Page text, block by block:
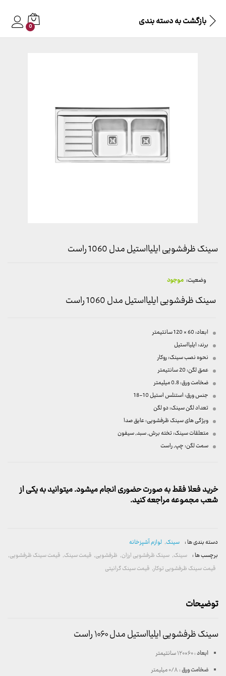
بازگشت بهدسته بندی 0
سینک ظرفشویی ایلیااستیل مدل 1060 راست
وضعیت: موجود
سینک ظرفشویی ایلیااستیل مدل 1060 راست
ابعاد: 60 × 120 سانتیمتر
برند: ایلیااستیل
نحوه نصب سینک: روکار
عمق لگن: 20 سانتیمتر
ضخامت ورق: 0.8 میلیمتر
جنس ورق: استنلس استیل 10-18
تعداد لگن سینک: دو لگن
ویژگی های سینک ظرفشویی: عایق صدا
متعلقات سینک: تخته برش, سبد, سیفون
سمت لگن: چپ, راست
خرید فعلا فقط به صورت حضوری انجام میشود. میتوانید به یکی از
شعب مجموعه مراجعه کنید.
دسته بندی ها : سینک, لوازم آشپزخانه
برچسب ها : سینک, سینک ظرفشویی ارزان, ظرفشویی, قیمت سینک, قیمت سینک ظرفشویی,
قیمت سینک ظرفشویی توکار, قیمت سینک گرانیتی
توضیحات
سینک ظرفشویی ایلیااستیل مدل ۱۰۶۰ راست
ابعاد: ۶۰×۱۲۰ سانتیمتر
ضخامت ورق: ۰/۸ میلیمتر